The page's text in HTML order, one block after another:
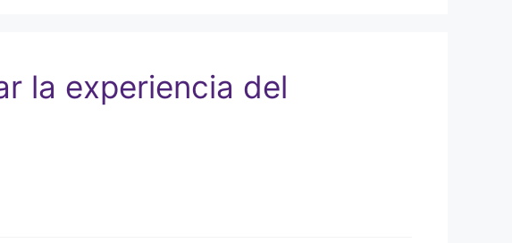
la experiencia del